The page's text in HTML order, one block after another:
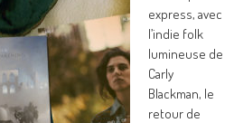
express, avec
l’indie folk
lumineuse de
Carly
Blackman, le
retour de